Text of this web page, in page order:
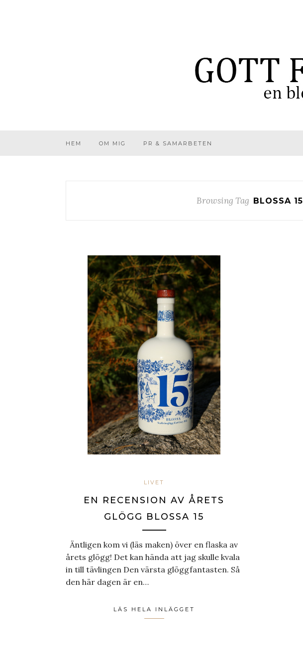
HEM OM MIG PR & SAMARBETEN
Browsing Tag BLOSSA 15
LIVET
EN RECENSION AV ÅRETS
GLÖGG BLOSSA 15
Äntligen kom vi (läs maken) över en flaska av
årets glögg! Det kan hända att jag skulle kvala
in till tävlingen Den värsta glöggfantasten. Så
den här dagen är en…
LÄS HELA INLÄGGET